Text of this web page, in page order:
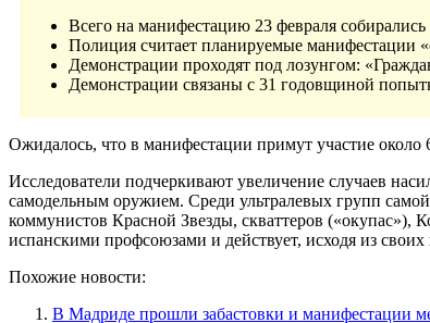
Всего на манифестацию 23 февраля
Полиция считает планируемые манифестации
Демонстрации проходят под лозунгом:
Демонстрации связаны с 31 годовщиной
Ожидалось, что в манифестации примут участие около
Исследователи подчеркивают увеличение случаев
самодельным оружием. Среди ультралевых групп
коммунистов Красной Звезды, скваттеров («окупас»),
испанскими профсоюзами и действует, исходя из
Похожие новости:
В Мадриде прошли забастовки и манифестации